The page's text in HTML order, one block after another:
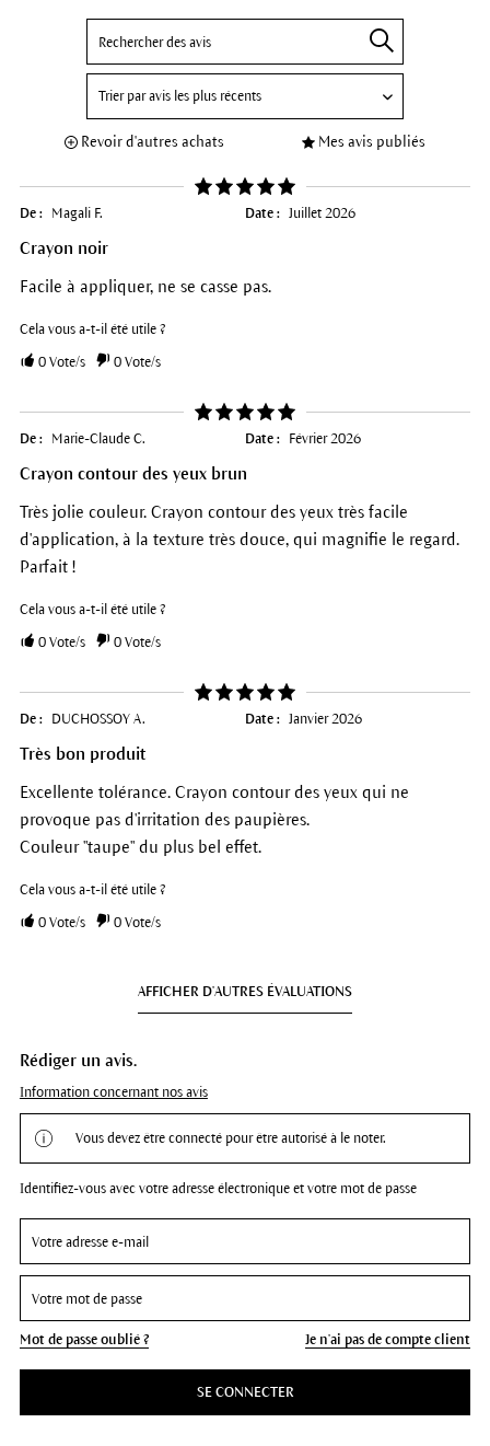
Revoir d'autres achats Mes avis publiés
De : Magali F. Date : Juillet 2026
Crayon noir
Facile à appliquer, ne se casse pas.
Cela vous a-t-il été utile ?
0Vote/s 0Vote/s
De : Marie-Claude C. Date : Février 2026
Crayon contour des yeux brun
Très jolie couleur. Crayon contour des yeux très facile
d'application, à la texture très douce, qui magnifie le regard.
Parfait !
Cela vous a-t-il été utile ?
0Vote/s 0Vote/s
De : DUCHOSSOY A. Date : Janvier 2026
Très bon produit
Excellente tolérance. Crayon contour des yeux qui ne
provoque pas d'irritation des paupières.
Couleur "taupe" du plus bel effet.
Cela vous a-t-il été utile ?
0Vote/s 0Vote/s
AFFICHER D'AUTRES ÉVALUATIONS
Rédiger un avis.
Information concernant nos avis
Vous devez être connecté pour être autorisé à le noter.
Identifiez-vous avec votre adresse électronique et votre mot de passe
Mot de passe oublié ? Je n'ai pas de compte client
SE CONNECTER